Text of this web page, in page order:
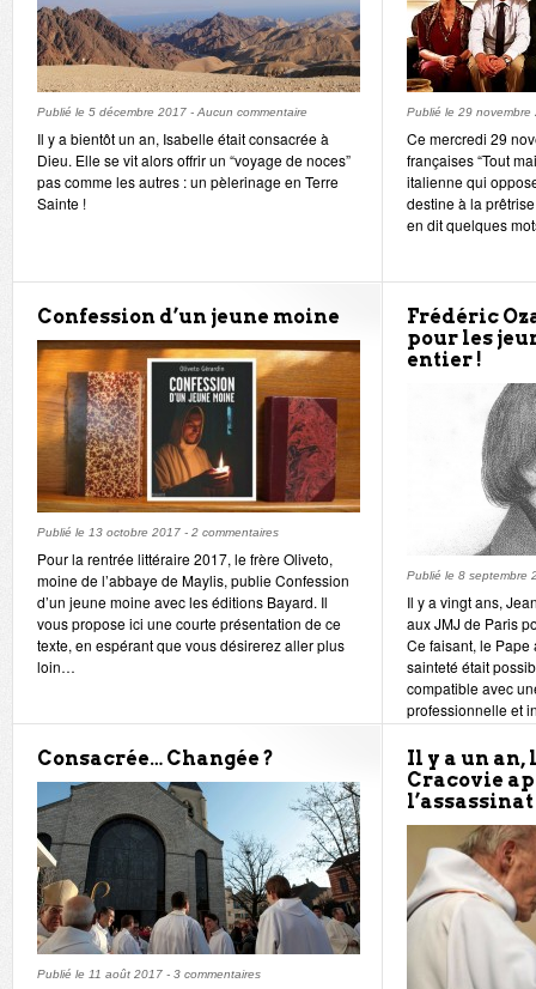
Publié le 5 décembre 2017 - Aucun commentaire
Il y a bientôt un an, Isabelle était consacrée à
Dieu. Elle se vit alors offrir un “voyage de noces”
pas comme les autres : un pèlerinage en Terre
Sainte !
Publié le 29 novembre
Ce mercredi 29
françaises “Tout
italienne qui
destine à la
en dit quelques
Confession d’un jeune moine
Publié le 13 octobre 2017 - 2 commentaires
Pour la rentrée littéraire 2017, le frère Oliveto,
moine de l’abbaye de Maylis, publie Confession
d’un jeune moine avec les éditions Bayard. Il
vous propose ici une courte présentation de ce
texte, en espérant que vous désirerez aller plus
loin…
Frédéric
pour les
entier !
Publié le 8 septembre
Il y a vingt ans,
aux JMJ de Paris
Ce faisant, le
sainteté était
compatible avec
professionnelle et
Consacrée… Changée ?
Publié le 11 août 2017 - 3 commentaires
Il y a un an,
Cracovie